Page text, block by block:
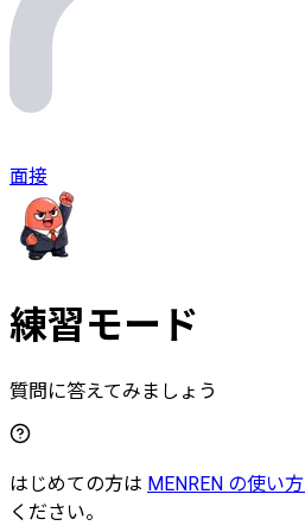
面接
練習モード
質問に答えてみましょう
はじめての方は MENREN の使い方
ください。